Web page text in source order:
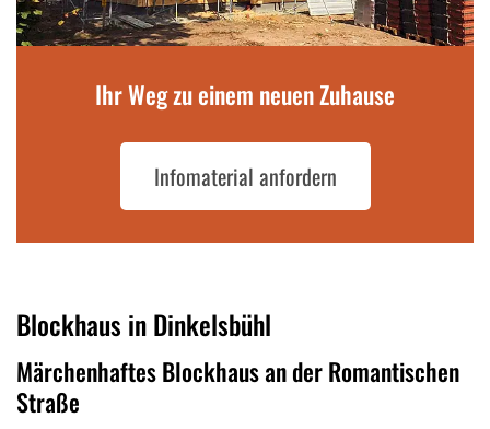
Ihr Weg zu einem neuen Zuhause
Infomaterial anfordern
Blockhaus in Dinkelsbühl
Märchenhaftes Blockhaus an der Romantischen
Straße